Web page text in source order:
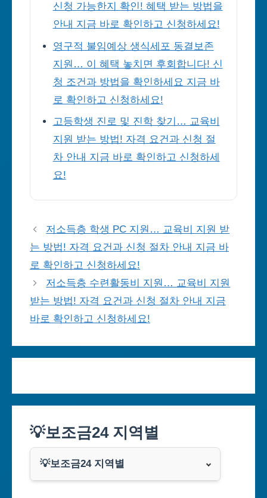
신청 가능한지 확인! 혜택 받는 방법을
안내 지금 바로 확인하고 신청하세요!
영구적 불임예상 생식세포 동결보존
지원… 이 혜택 놓치면 후회합니다! 신
청 조건과 방법을 확인하세요 지금 바
로 확인하고 신청하세요!
고등학생 진로 및 진학 찾기… 교육비
지원 받는 방법! 자격 요건과 신청 절
차 안내 지금 바로 확인하고 신청하세
요!
저소득층 학생 PC 지원… 교육비 지원 받
는 방법! 자격 요건과 신청 절차 안내 지금 바
로 확인하고 신청하세요!
저소득층 수련활동비 지원… 교육비 지원
받는 방법! 자격 요건과 신청 절차 안내 지금
바로 확인하고 신청하세요!
💡보조금24 지역별
💡보조금24 지역별